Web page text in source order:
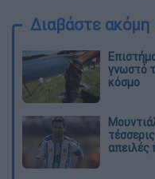
Διαβάστε ακόμη
γνωστό
κόσμο
απειλές